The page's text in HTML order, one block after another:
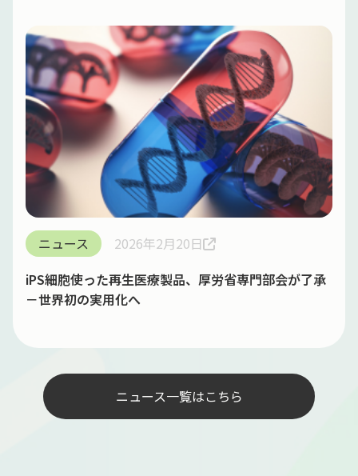
ニュース
2026年2月20日
iPS細胞使った再生医療製品、厚労省専門部会が了承
－世界初の実用化へ
ニュース一覧はこちら